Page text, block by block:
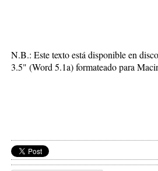
N.B.: Este texto está disponible en
3.5" (Word 5.1a) formateado para